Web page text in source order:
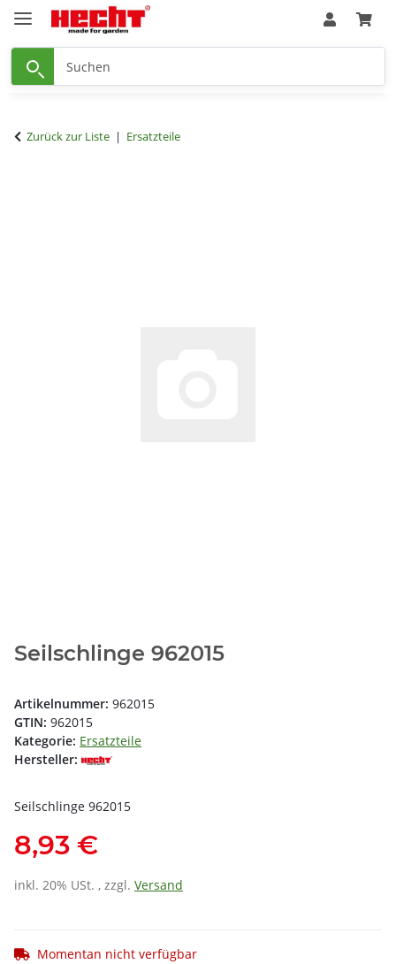
Zurück zur Liste Ersatzteile
Seilschlinge 962015
Artikelnummer: 962015
GTIN: 962015
Kategorie: Ersatzteile
Hersteller:
Seilschlinge 962015
8,93 €
inkl. 20% USt. , zzgl. Versand
Momentan nicht verfügbar